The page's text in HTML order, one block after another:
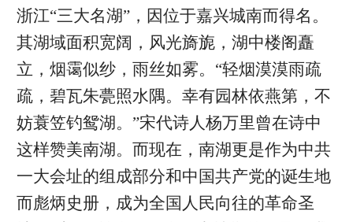
浙江“三大名湖”，因位于嘉兴城南而得名。
其湖域面积宽阔，风光旖旎，湖中楼阁矗
立，烟霭似纱，雨丝如雾。“轻烟漠漠雨疏
疏，碧瓦朱甍照水隅。幸有园林依燕第，不
妨蓑笠钓鸳湖。”宋代诗人杨万里曾在诗中
这样赞美南湖。而现在，南湖更是作为中共
一大会址的组成部分和中国共产党的诞生地
而彪炳史册，成为全国人民向往的革命圣